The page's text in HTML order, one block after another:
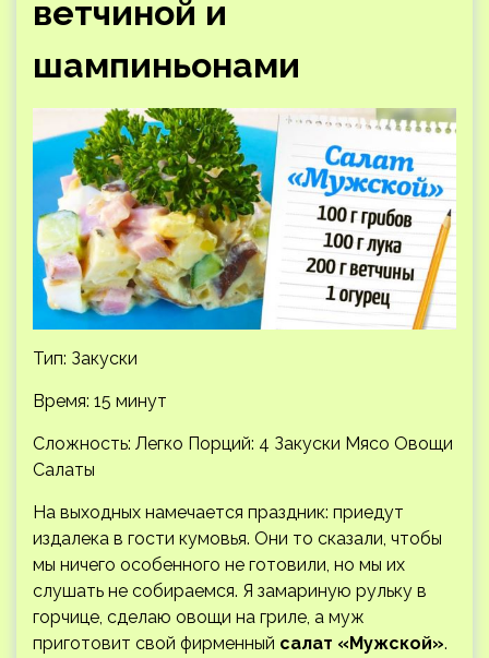
ветчиной и
шампиньонами
Тип: Закуски
Время: 15 минут
Сложность: Легко Порций: 4 Закуски Мясо Овощи
Салаты
На выходных намечается праздник: приедут
издалека в гости кумовья. Они то сказали, чтобы
мы ничего особенного не готовили, но мы их
слушать не собираемся. Я замариную рульку в
горчице, сделаю овощи на гриле, а муж
приготовит свой фирменный салат «Мужской».